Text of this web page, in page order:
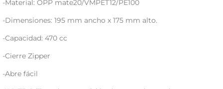
-Material: OPP mate20/VMPET12/PE100
-Dimensiones: 195 mm ancho x 175 mm alto.
-Capacidad: 470 cc
-Cierre Zipper
-Abre fácil